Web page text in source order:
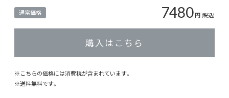
通常価格 7480円 (税込)
購入はこちら
※こちらの価格には消費税が含まれています。
※送料無料です。